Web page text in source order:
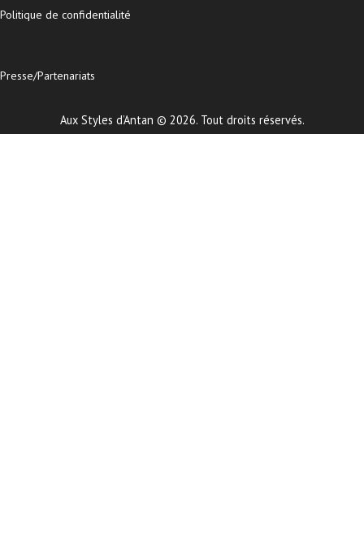
Politique de confidentialité
Presse/Partenariats
Aux Styles d’Antan © 2026. Tout droits réservés.